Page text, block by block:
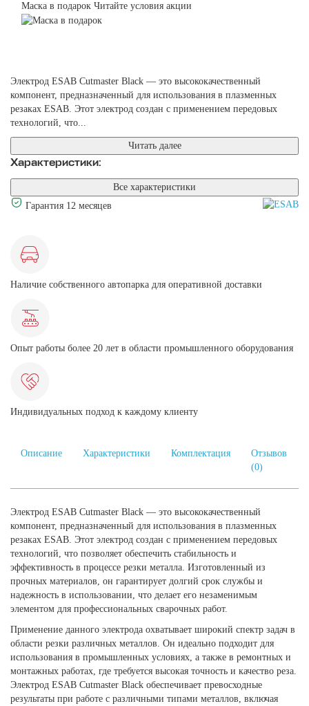
Маска в подарок Читайте условия акции
Электрод ESAB Cutmaster Black — это высококачественный
компонент, предназначенный для использования в плазменных
резаках ESAB. Этот электрод создан с применением передовых
технологий, что...
Читать далее
Характеристики:
Все характеристики
Гарантия 12 месяцев
Наличие собственного автопарка для оперативной доставки
Опыт работы более 20 лет в области промышленного оборудования
Индивидуальных подход к каждому клиенту
Описание Характеристики Комплектация
Отзывов
(0)
Электрод ESAB Cutmaster Black — это высококачественный
компонент, предназначенный для использования в плазменных
резаках ESAB. Этот электрод создан с применением передовых
технологий, что позволяет обеспечить стабильность и
эффективность в процессе резки металла. Изготовленный из
прочных материалов, он гарантирует долгий срок службы и
надежность в использовании, что делает его незаменимым
элементом для профессиональных сварочных работ.
Применение данного электрода охватывает широкий спектр задач в
области резки различных металлов. Он идеально подходит для
использования в промышленных условиях, а также в ремонтных и
монтажных работах, где требуется высокая точность и качество реза.
Электрод ESAB Cutmaster Black обеспечивает превосходные
результаты при работе с различными типами металлов, включая